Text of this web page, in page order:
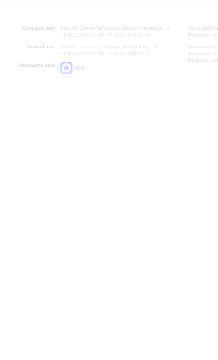
Большой зал:
191186, Санкт-Петербург, Михайловская ул., 2
+7 (812) 240-01-00, +7 (812) 240-01-80
Малый зал:
191011, Санкт-Петербург, Невский пр., 30
+7 (812) 240-01-00, +7 (812) 240-01-70
Напишите нам:
MAX
Часы
Перерыв с
Часы
Перерыв с
Вопросы